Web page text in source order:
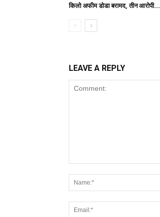
किलो अफीम डोडा बरामद, तीन आरोपी...
LEAVE A REPLY